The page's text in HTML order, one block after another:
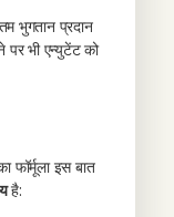
भुगतान प्रदान
पर भी एन्युटेंट को
फॉर्मूला इस बात
है: